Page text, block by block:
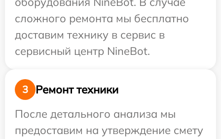
сложного ремонта мы бесплатно
доставим технику в сервис в
сервисный центр NineBot.
3
Ремонт техники
После детального анализа мы
предоставим на утверждение смету